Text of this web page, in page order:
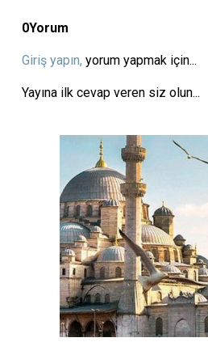
0Yorum
Giriş yapın, yorum yapmak için...
Yayına ilk cevap veren siz olun...